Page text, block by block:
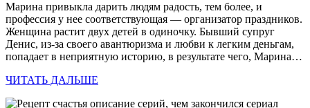
Марина привыкла дарить людям радость, тем более, и
профессия у нее соответствующая — организатор праздников.
Женщина растит двух детей в одиночку. Бывший супруг
Денис, из-за своего авантюризма и любви к легким деньгам,
попадает в неприятную историю, в результате чего, Марина…
ЧИТАТЬ ДАЛЬШЕ